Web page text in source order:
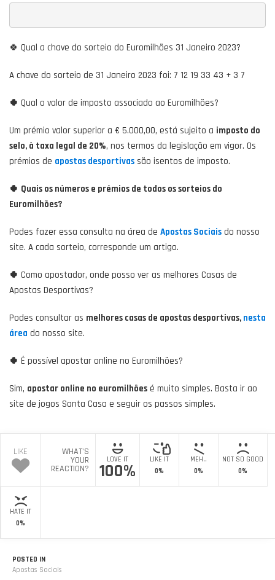
🍀 Qual a chave do sorteio do Euromilhões 31 Janeiro 2023?
A chave do sorteio de 31 Janeiro 2023 foi: 7 12 19 33 43 + 3 7
🍀 Qual o valor de imposto associado ao Euromilhões?
Um prémio valor superior a € 5.000,00, está sujeito a imposto do
selo, à taxa legal de 20%, nos termos da legislação em vigor. Os
prémios de apostas desportivas são isentos de imposto.
🍀 Quais os números e prémios de todos os sorteios do
Euromilhões?
Podes fazer essa consulta na área de Apostas Sociais do nosso
site. A cada sorteio, corresponde um artigo.
🍀 Como apostador, onde posso ver as melhores Casas de
Apostas Desportivas?
Podes consultar as melhores casas de apostas desportivas, nesta
área do nosso site.
🍀 É possível apostar online no Euromilhões?
Sim, apostar online no euromilhões é muito simples. Basta ir ao
site de jogos Santa Casa e seguir os passos simples.
LIKE WHAT'S
YOUR
REACTION?
LOVE IT
100%
LIKE IT
0%
MEH..
0%
NOT SO GOOD
0%
HATE IT
0%
POSTED IN
Apostas Sociais